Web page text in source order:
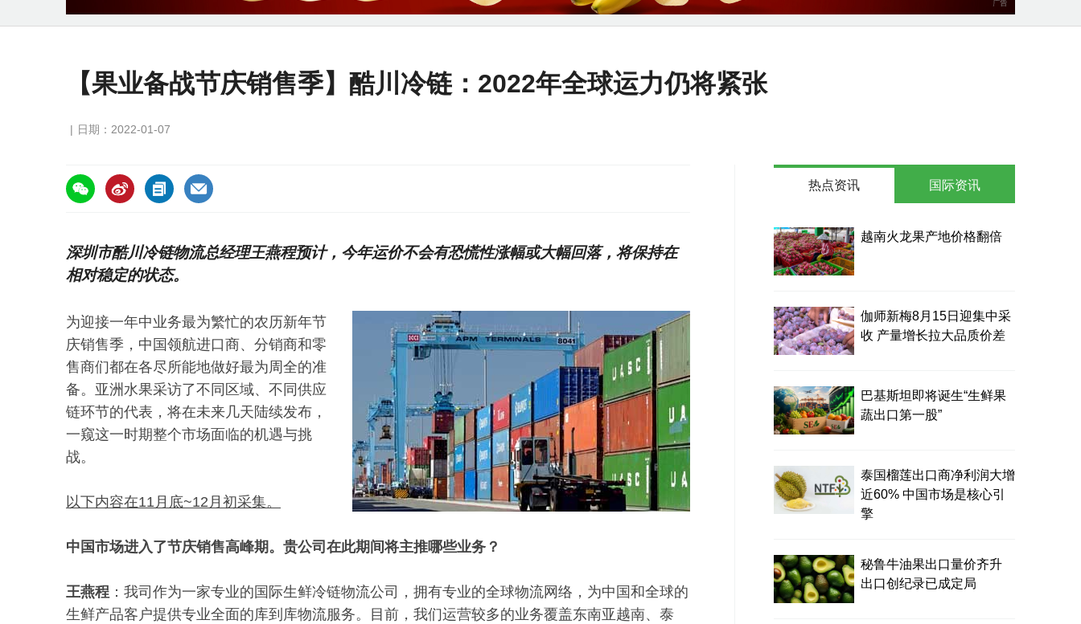
【果业备战节庆销售季】酷川冷链：2022年全球运力仍将紧张
日期：2022-01-07
https://asiafruitchina.net/21459.html
深圳市酷川冷链物流总经理王燕程预计，今年运价不会有恐慌性涨幅或大幅回落，将保持在
相对稳定的状态。
为迎接一年中业务最为繁忙的农历新年节
庆销售季，中国领航进口商、分销商和零
售商们都在各尽所能地做好最为周全的准
备。亚洲水果采访了不同区域、不同供应
链环节的代表，将在未来几天陆续发布，
一窥这一时期整个市场面临的机遇与挑
战。
以下内容在11月底~12月初采集。
中国市场进入了节庆销售高峰期。贵公司在此期间将主推哪些业务？
王燕程 ：我司作为一家专业的国际生鲜冷链物流公司，拥有专业的全球物流网络，为中国和全球的
生鲜产品客户提供专业全面的库到库物流服务。目前，我们运营较多的业务覆盖东南亚越南、泰
热点资讯
越南火龙果产地价格翻倍
伽师新梅8月15日迎集中采
收 产量增长拉大品质价差
巴基斯坦即将诞生“生鲜果
蔬出口第一股”
泰国榴莲出口商净利润大增
近60% 中国市场是核心引
擎
秘鲁牛油果出口量价齐升
出口创纪录已成定局
国际资讯